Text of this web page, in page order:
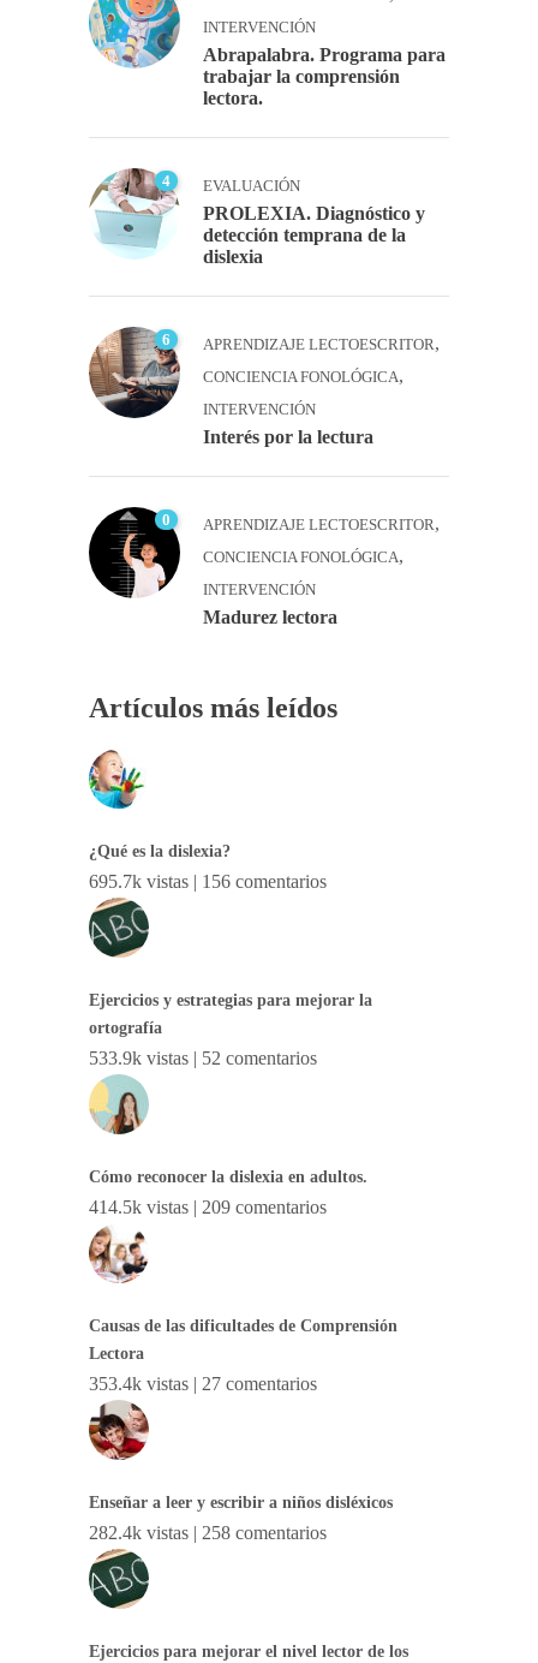
INTERVENCIÓN
Abrapalabra. Programa para
trabajar la comprensión
lectora.
4 EVALUACIÓN
PROLEXIA. Diagnóstico y
detección temprana de la
dislexia
6 APRENDIZAJE LECTOESCRITOR,
CONCIENCIA FONOLÓGICA,
INTERVENCIÓN
Interés por la lectura
0 APRENDIZAJE LECTOESCRITOR,
CONCIENCIA FONOLÓGICA,
INTERVENCIÓN
Madurez lectora
Artículos más leídos
¿Qué es la dislexia?
695.7k vistas | 156 comentarios
Ejercicios y estrategias para mejorar la
ortografía
533.9k vistas | 52 comentarios
Cómo reconocer la dislexia en adultos.
414.5k vistas | 209 comentarios
Causas de las dificultades de Comprensión
Lectora
353.4k vistas | 27 comentarios
Enseñar a leer y escribir a niños disléxicos
282.4k vistas | 258 comentarios
Ejercicios para mejorar el nivel lector de los